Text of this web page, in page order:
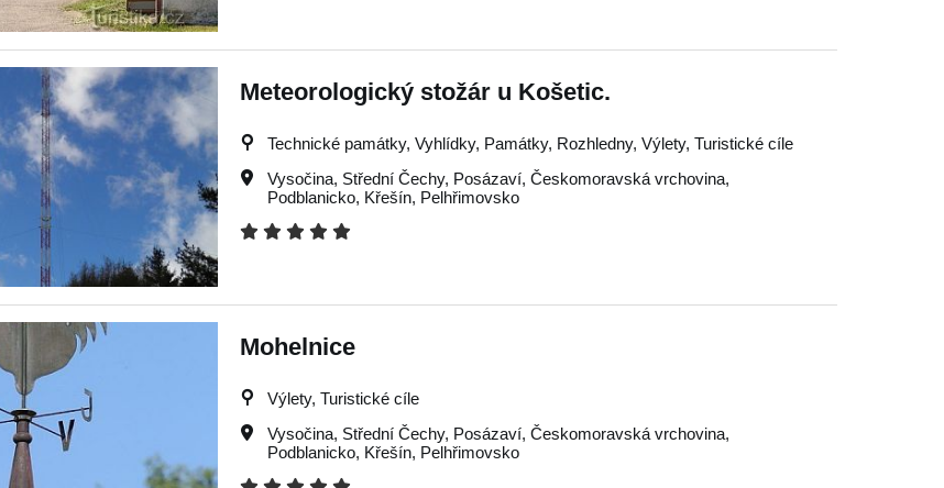
Meteorologický stožár u Košetic.
Technické památky, Vyhlídky, Památky, Rozhledny, Výlety, Turistické cíle
Vysočina, Střední Čechy, Posázaví, Českomoravská vrchovina,
Podblanicko, Křešín, Pelhřimovsko
Mohelnice
Výlety, Turistické cíle
Vysočina, Střední Čechy, Posázaví, Českomoravská vrchovina,
Podblanicko, Křešín, Pelhřimovsko